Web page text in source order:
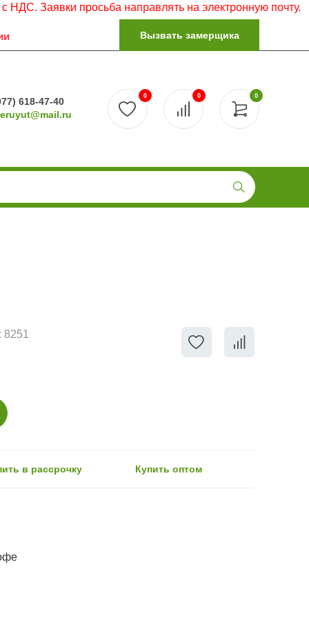
просьба направлять на электронную почту.
Вызвать замерщика
618-47-40
0
0 0
8251
в рассрочку Купить оптом